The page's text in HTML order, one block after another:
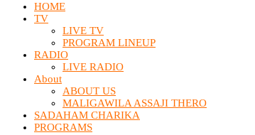
HOME
TV
LIVE TV
PROGRAM LINEUP
RADIO
LIVE RADIO
About
ABOUT US
MALIGAWILA ASSAJI THERO
SADAHAM CHARIKA
PROGRAMS